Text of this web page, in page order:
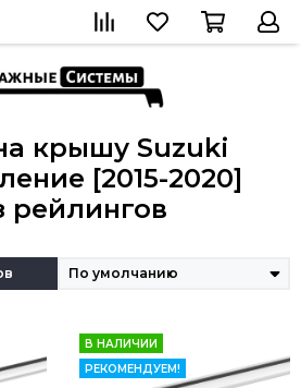
крышу Suzuki
[2015-2020]
рейлингов
В НАЛИЧИИ
РЕКОМЕНДУЕМ!